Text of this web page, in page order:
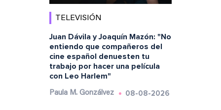
TELEVISIÓN
Juan Dávila y Joaquín Mazón: "No
entiendo que compañeros del
cine español denuesten tu
trabajo por hacer una película
con Leo Harlem"
Paula M. Gonzálvez 08-08-2026